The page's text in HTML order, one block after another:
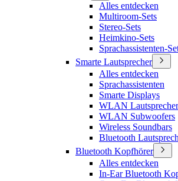
Alles entdecken
Multiroom-Sets
Stereo-Sets
Heimkino-Sets
Sprachassistenten-
Smarte Lautsprecher
Alles entdecken
Sprachassistenten
Smarte Displays
WLAN Lautsprecher
WLAN Subwoofers
Wireless Soundbars
Bluetooth
Bluetooth Kopfhörer
Alles entdecken
In-Ear Bluetooth